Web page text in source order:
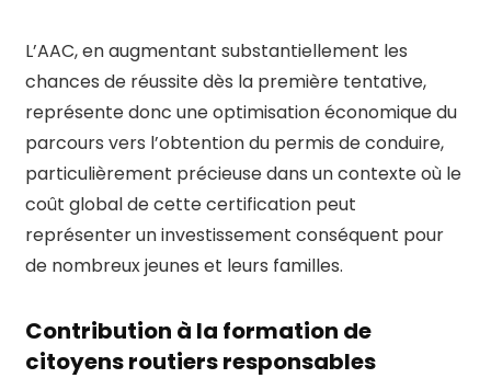
L’AAC, en augmentant substantiellement les
chances de réussite dès la première tentative,
représente donc une optimisation économique du
parcours vers l’obtention du permis de conduire,
particulièrement précieuse dans un contexte où le
coût global de cette certification peut
représenter un investissement conséquent pour
de nombreux jeunes et leurs familles.
Contribution à la formation de
citoyens routiers responsables